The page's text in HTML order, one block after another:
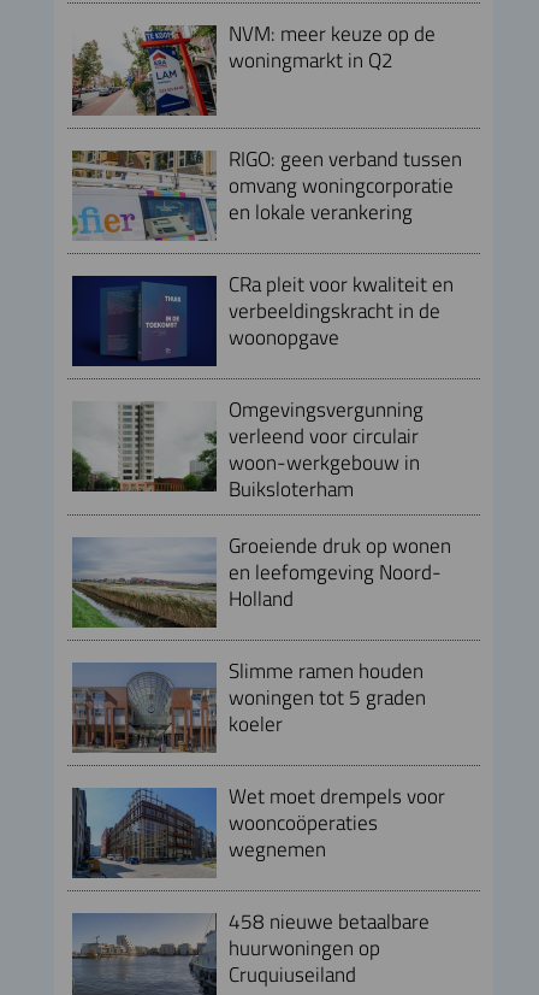
NVM: meer keuze op de
woningmarkt in Q2
RIGO: geen verband tussen
omvang woningcorporatie
en lokale verankering
CRa pleit voor kwaliteit en
verbeeldingskracht in de
woonopgave
Omgevingsvergunning
verleend voor circulair
woon-werkgebouw in
Buiksloterham
Groeiende druk op wonen
en leefomgeving Noord-
Holland
Slimme ramen houden
woningen tot 5 graden
koeler
Wet moet drempels voor
wooncoöperaties
wegnemen
458 nieuwe betaalbare
huurwoningen op
Cruquiuseiland